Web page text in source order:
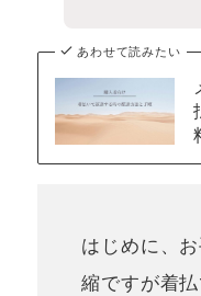
あわせて読みたい
はじめに、
縮ですが着